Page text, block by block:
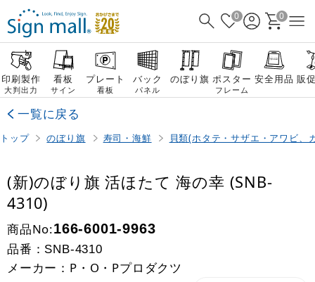
0 0
印刷製作
大判出力
看板
サイン
プレート
看板
バック
パネル
のぼり旗 ポスター
フレーム
安全用品 販
一覧に戻る
トップ のぼり旗 寿司・海鮮 貝類(ホタテ・サザエ・アワビ、
(新)のぼり旗 活ほたて 海の幸 (SNB-
4310)
商品No:166-6001-9963
品番： SNB-4310
メーカー：P・O・Pプロダクツ